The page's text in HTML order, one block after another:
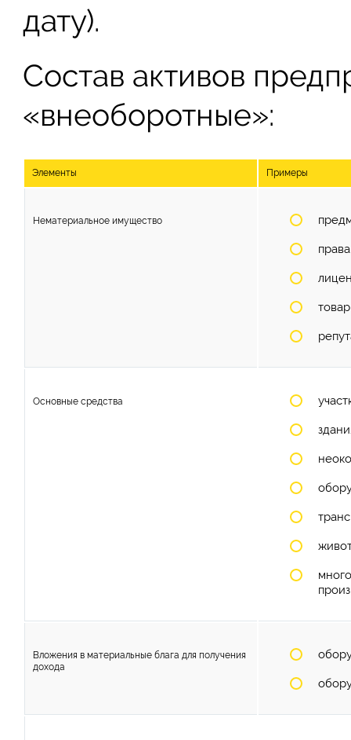
дату).
Состав активов
«внеоборотные»:
Элементы Примеры
Нематериальное имущество
Основные средства
Вложения в материальные блага для получения
дохода